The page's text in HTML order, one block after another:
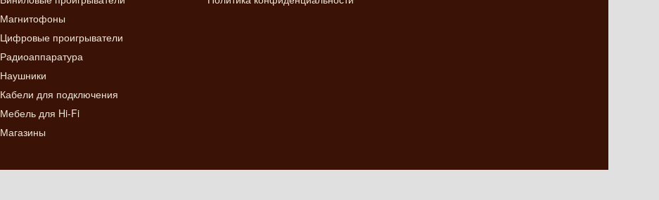
Магнитофоны
Цифровые проигрыватели
Радиоаппаратура
Наушники
Кабели для подключения
Мебель для Hi-Fi
Магазины